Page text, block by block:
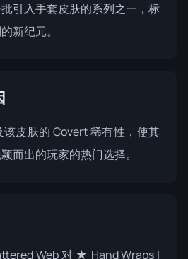
引入手套皮肤的系列之一，标
新纪元。
皮肤的 Covert 稀有性，使其
而出的玩家的热门选择。
Web对 ★ Hand Wraps |